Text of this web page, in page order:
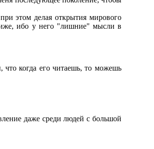
этом делая открытия мирового
ниже, ибо у него "лишние" мысли в
когда его читаешь, то можешь
даже среди людей с большой